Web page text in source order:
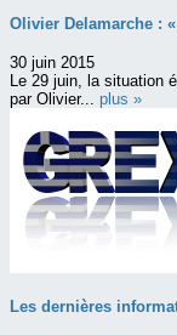
Olivier Delamarche :
30 juin 2015
Le 29 juin, la situation
par Olivier... plus »
Les dernières